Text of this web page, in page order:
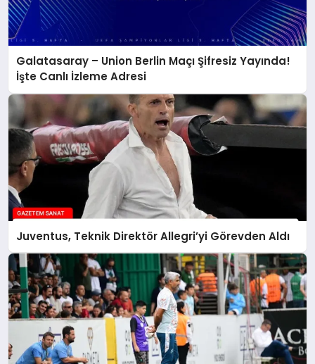
Galatasaray – Union Berlin Maçı Şifresiz Yayında!
İşte Canlı İzleme Adresi
Juventus, Teknik Direktör Allegri’yi Görevden Aldı